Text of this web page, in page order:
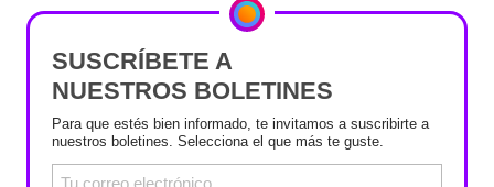
SUSCRÍBETE A
NUESTROS BOLETINES
Para que estés bien informado, te invitamos a suscribirte a
nuestros boletines. Selecciona el que más te guste.